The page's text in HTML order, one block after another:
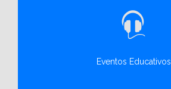
Eventos Educativos